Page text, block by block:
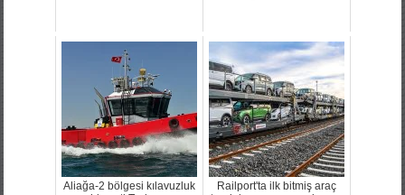
Aliağa-2 bölgesi kılavuzluk
Railport'ta ilk bitmiş araç